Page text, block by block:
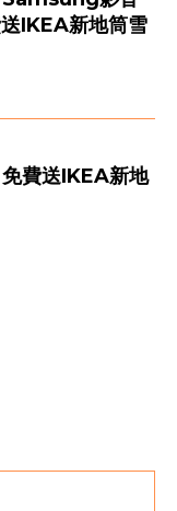
IKEA新地筒雪
費送IKEA新地